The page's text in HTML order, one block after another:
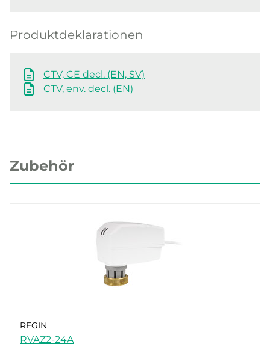
Produktdeklarationen
CTV, CE decl. (EN, SV)
CTV, env. decl. (EN)
Zubehör
REGIN
RVAZ2-24A